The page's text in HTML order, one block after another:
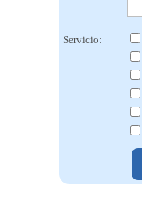
Servicio: